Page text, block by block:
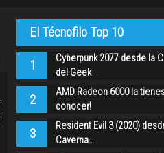
El Técnofilo Top 10
1
Cyberpunk 2077 desde la
del Geek
2
AMD Radeon 6000 la
conocer!
3
Resident Evil 3 (2020)
Caverna…